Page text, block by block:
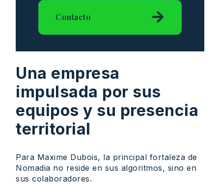
Contacto
Una empresa
impulsada por sus
equipos y su presencia
territorial
Para Maxime Dubois, la principal fortaleza de
Nomadia no reside en sus algoritmos, sino en
sus colaboradores.